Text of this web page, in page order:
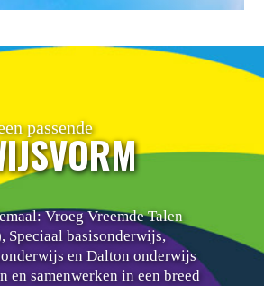
passende
Vroeg Vreemde Talen
Speciaal basisonderwijs,
en Dalton onderwijs
en samenwerken in een breed